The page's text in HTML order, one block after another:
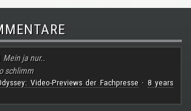
Mein ja nur..
schlimm
Video-Previews der Fachpresse· 8 years